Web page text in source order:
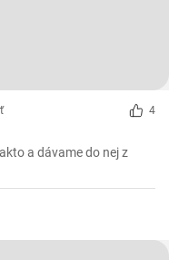
4
a dávame do nej z